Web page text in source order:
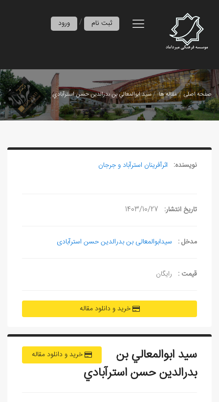
ورود / ثبت نام
صفحه اصلی مقاله ها سيد ابوالمعالي بن بدرالدين حسن استرآبادي
نویسنده: اثرآفرينان استرآباد و جرجان
تاریخ انتشار: 1403/10/27
مدخل : سیدابوالمعالی بن بدرالدین حسن استرآبادی
قیمت : رایگان
خرید و دانلود مقاله
خرید و دانلود مقاله
سيد ابوالمعالي بن
بدرالدين حسن استرآبادي